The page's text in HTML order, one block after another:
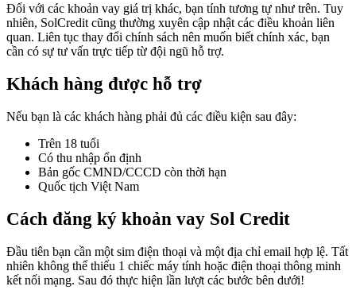
Đối với các khoản vay giá trị khác, bạn tính tương tự như trên. Tuy
nhiên, SolCredit cũng thường xuyên cập nhật các điều khoản liên
quan. Liên tục thay đổi chính sách nên muốn biết chính xác, bạn
cần có sự tư vấn trực tiếp từ đội ngũ hỗ trợ.
Khách hàng được hỗ trợ
Nếu bạn là các khách hàng phải đủ các điều kiện sau đây:
Trên 18 tuổi
Có thu nhập ổn định
Bản gốc CMND/CCCD còn thời hạn
Quốc tịch Việt Nam
Cách đăng ký khoản vay Sol Credit
Đầu tiên bạn cần một sim điện thoại và một địa chỉ email hợp lệ. Tất
nhiên không thể thiếu 1 chiếc máy tính hoặc điện thoại thông minh
kết nối mạng. Sau đó thực hiện lần lượt các bước bên dưới!